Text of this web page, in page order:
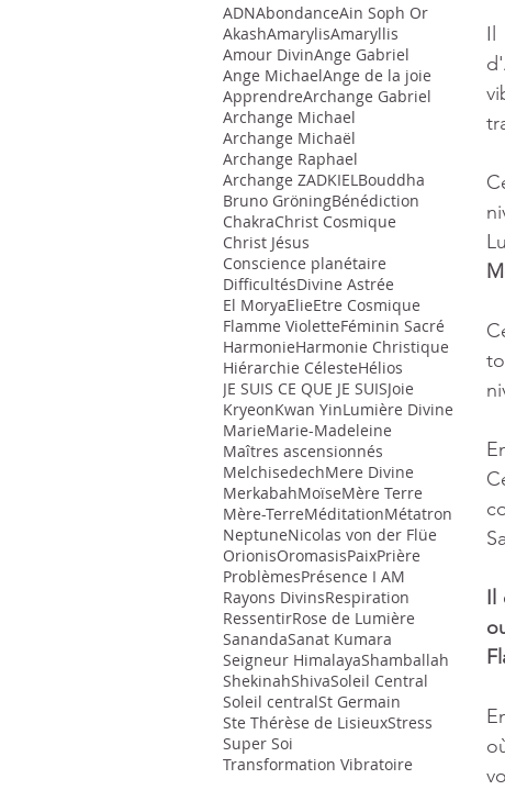
ADNAbondanceAin Soph Or
AkashAmarylisAmaryllis
Amour DivinAnge Gabriel
Ange MichaelAnge de la joie
ApprendreArchange Gabriel
Archange Michael
Archange Michaël
Archange Raphael
Archange ZADKIEL Bouddha
Bruno GröningBénédiction
ChakraChrist Cosmique
Christ Jésus
Conscience planétaire
DifficultésDivine Astrée
El MoryaElieEtre Cosmique
Flamme VioletteFéminin Sacré
HarmonieHarmonie Christique
Hiérarchie CélesteHélios
JE SUIS CE QUE JE SUISJoie
KryeonKwan YinLumière Divine
MarieMarie-Madeleine
Maîtres ascensionnés
MelchisedechMere Divine
MerkabahMoïseMère Terre
Mère-TerreMéditationMétatron
NeptuneNicolas von der Flüe
OrionisOromasisPaixPrière
ProblèmesPrésence I AM
Rayons DivinsRespiration
RessentirRose de Lumière
SanandaSanat Kumara
Seigneur HimalayaShamballah
ShekinahShivaSoleil Central
Soleil centralSt Germain
Ste Thérèse de LisieuxStress
Super Soi
Transformation Vibratoire
Il
Il